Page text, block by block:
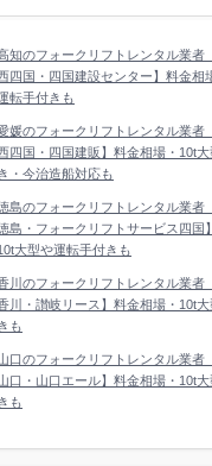
知のフォークリフトレンタル業者
四国・四国建設センター】料金相
転手付きも
媛のフォークリフトレンタル業者
四国・四国建販】料金相場・10t
き・今治造船対応も
島のフォークリフトレンタル業者
島・フォークリフトサービス四国
大型や運転手付きも
川のフォークリフトレンタル業者
川・讃岐リース】料金相場・10t
きも
口のフォークリフトレンタル業者
口・山口エール】料金相場・10t
きも